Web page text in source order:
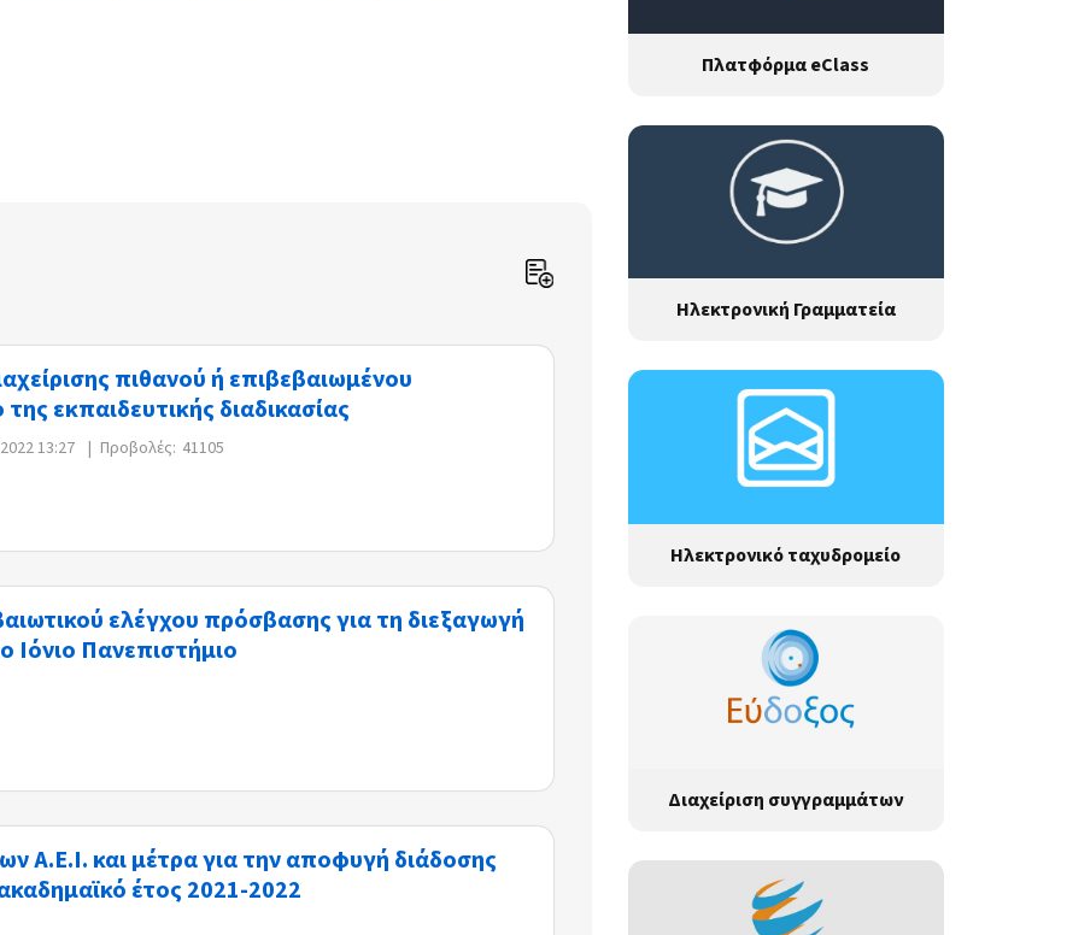
πιθανού ή επιβεβαιωμένου
εκπαιδευτικής διαδικασίας
13:27 | Προβολές: 41105
ελέγχου πρόσβασης για τη διεξαγωγή
Ιόνιο Πανεπιστήμιο
Α.Ε.Ι. και μέτρα για την αποφυγή διάδοσης
έτος 2021-2022
Πλατφόρμα eClass
Ηλεκτρονική Γραμματεία
Ηλεκτρονικό ταχυδρομείο
Διαχείριση συγγραμμάτων